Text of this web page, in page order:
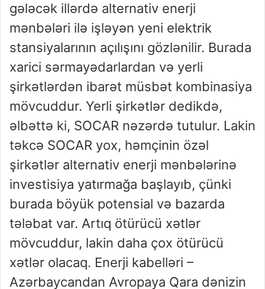
gələcək illərdə alternativ enerji
mənbələri ilə işləyən yeni elektrik
stansiyalarının açılışını gözlənilir. Burada
xarici sərmayədarlardan və yerli
şirkətlərdən ibarət müsbət kombinasiya
mövcuddur. Yerli şirkətlər dedikdə,
əlbəttə ki, SOCAR nəzərdə tutulur. Lakin
təkcə SOCAR yox, həmçinin özəl
şirkətlər alternativ enerji mənbələrinə
investisiya yatırmağa başlayıb, çünki
burada böyük potensial və bazarda
tələbat var. Artıq ötürücü xətlər
mövcuddur, lakin daha çox ötürücü
xətlər olacaq. Enerji kabelləri –
Azərbaycandan Avropaya Qara dənizin